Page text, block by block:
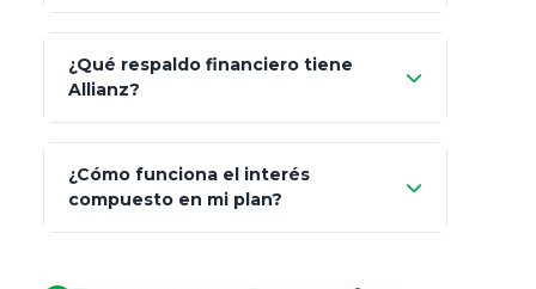
¿Qué respaldo financiero tiene
Allianz?
AA (Muy Fuerte)
¿Cómo funciona el interés
compuesto en mi plan?